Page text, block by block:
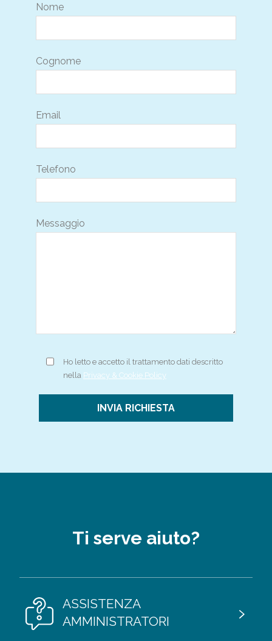
Nome
Cognome
Email
Telefono
Messaggio
Ho letto e accetto il trattamento dati descritto
nella Privacy & Cookie Policy
Ti serve aiuto?
ASSISTENZA
AMMINISTRATORI